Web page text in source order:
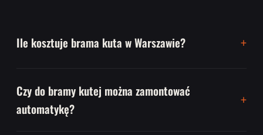
Ile kosztuje brama kuta w Warszawie?
Czy do bramy kutej można zamontować
automatykę?